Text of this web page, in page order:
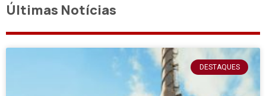
Últimas Notícias
DESTAQUES